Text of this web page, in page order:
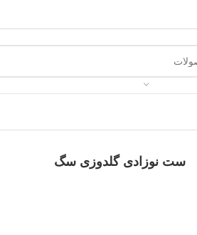
ست نوزادی گلدوزی سگ